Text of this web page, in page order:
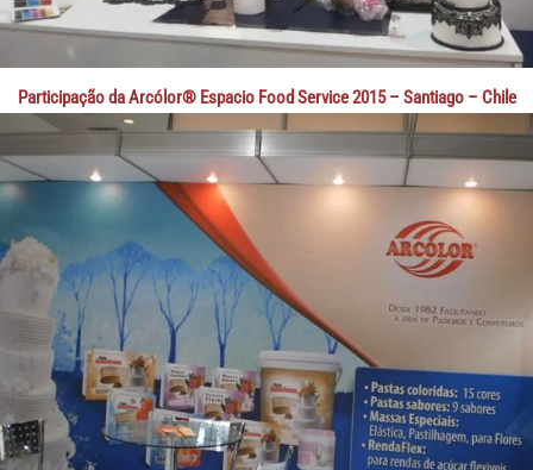
Participação da Arcólor® Espacio Food Service 2015 – Santiago – Chile